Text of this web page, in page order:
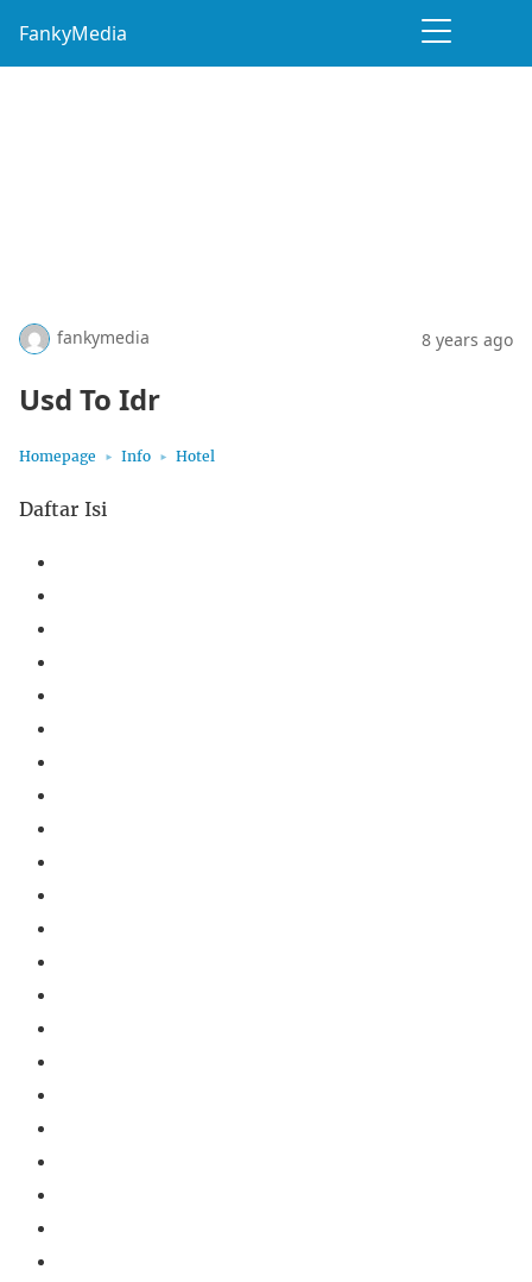
FankyMedia
fankymedia 8 years ago
Usd To Idr
Homepage Info Hotel
Daftar Isi